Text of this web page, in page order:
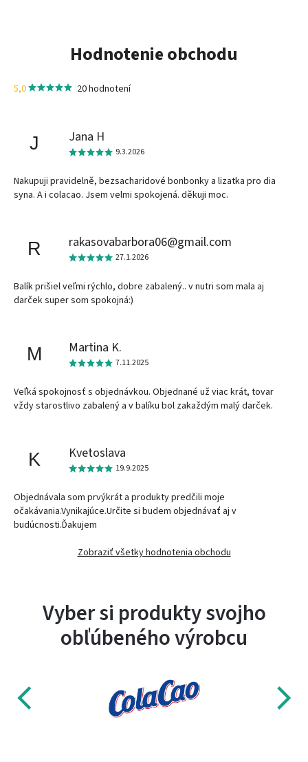
Hodnotenie obchodu
5,0 20 hodnotení
J Jana H
9.3.2026
Nakupuji pravidelně, bezsacharidové bonbonky a lizatka pro dia
syna. A i colacao. Jsem velmi spokojená. děkuji moc.
R rakasovabarbora06@gmail.com
27.1.2026
Balík prišiel veľmi rýchlo, dobre zabalený.. v nutri som mala aj
darček super som spokojná:)
M Martina K.
7.11.2025
Veľká spokojnosť s objednávkou. Objednané už viac krát, tovar
vždy starostlivo zabalený a v balíku bol zakaždým malý darček.
K Kvetoslava
19.9.2025
Objednávala som prvýkrát a produkty predčili moje
očakávania.Vynikajúce.Určite si budem objednávať aj v
budúcnosti.Ďakujem
Zobraziť všetky hodnotenia obchodu
Vyber si produkty svojho
obľúbeného výrobcu